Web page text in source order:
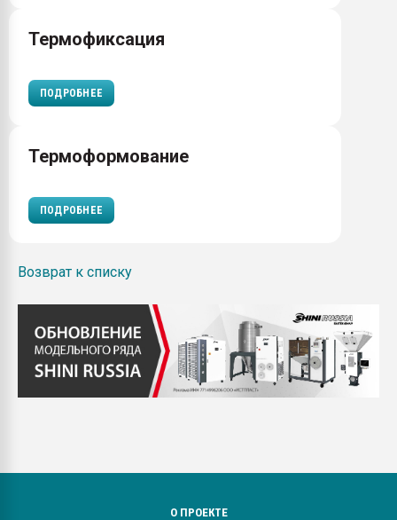
Термофиксация
ПОДРОБНЕЕ
Термоформование
ПОДРОБНЕЕ
Возврат к списку
О ПРОЕКТЕ